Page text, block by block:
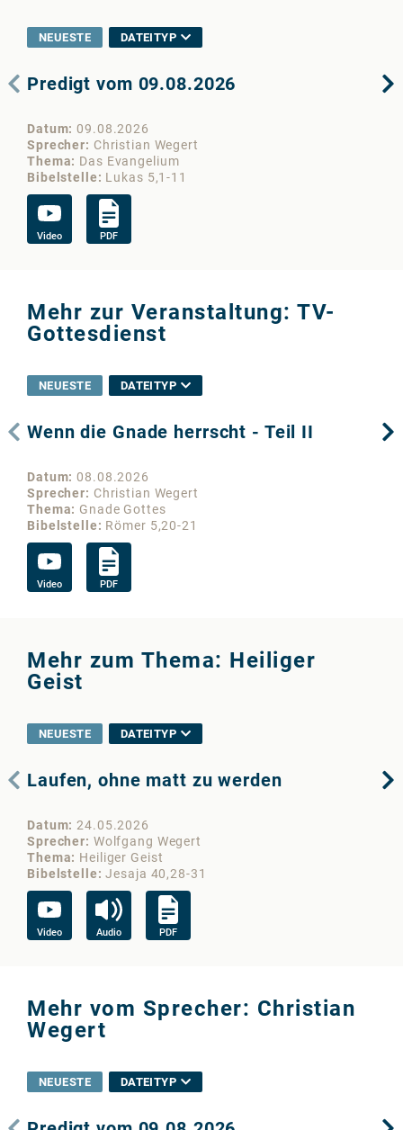
NEUESTE DATEITYP
Predigt vom 09.08.2026
Datum 09.08.2026
Sprecher
Christian Wegert
Thema
Das Evangelium
Bibelstelle
Lukas 5,1-11
Video PDF
Mehr zur Veranstaltung: TV-
Gottesdienst
NEUESTE DATEITYP
Wenn die Gnade herrscht - Teil II
Datum 08.08.2026
Sprecher
Christian Wegert
Thema
Gnade Gottes
Bibelstelle
Römer 5,20-21
Video PDF
Mehr zum Thema: Heiliger
Geist
NEUESTE DATEITYP
Laufen, ohne matt zu werden
Datum 24.05.2026
Sprecher
Wolfgang Wegert
Thema
Heiliger Geist
Bibelstelle
Jesaja 40,28-31
Video Audio PDF
Mehr vom Sprecher: Christian
Wegert
NEUESTE DATEITYP